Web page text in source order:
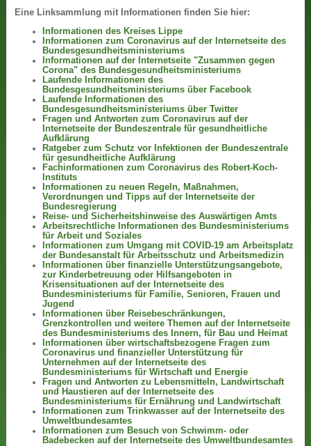
Eine Linksammlung mit Informationen finden Sie hier:
Informationen des Kreises Lippe
Informationen zum Coronavirus auf der Internetseite des
Bundesgesundheitsministeriums
Informationen auf der Internetseite "Zusammen gegen
Corona" des Bundesgesundheitsministeriums
Laufende Informationen des
Bundesgesundheitsministeriums über Facebook
Laufende Informationen des
Bundesgesundheitsministeriums über Twitter
Fragen und Antworten zum Coronavirus auf der
Internetseite der Bundeszentrale für gesundheitliche
Aufklärung
Ratgeber zum Schutz vor Infektionen der Bundeszentrale
für gesundheitliche Aufklärung
Fachinformationen zum Coronavirus des Robert-Koch-
Instituts
Informationen zu neuen Regeln, Maßnahmen,
Verordnungen und Tipps auf der Internetseite der
Bundesregierung
Reise- und Sicherheitshinweise des Auswärtigen Amts
Arbeitsrechtliche Informationen des Bundesministeriums
für Arbeit und Soziales
Informationen zum Umgang mit COVID-19 am Arbeitsplatz
der Bundesanstalt für Arbeitsschutz und Arbeitsmedizin
Informationen über finanzielle Unterstützungsangebote,
zur Kinderbetreuung oder Hilfsangeboten in
Krisensituationen auf der Internetseite des
Bundesministeriums für Familie, Senioren, Frauen und
Jugend
Informationen über Reisebeschränkungen,
Grenzkontrollen und weitere Themen auf der Internetseite
des Bundesministeriums des Innern, für Bau und Heimat
Informationen über wirtschaftsbezogene Fragen zum
Coronavirus und finanzieller Unterstützung für
Unternehmen auf der Internetseite des
Bundesministeriums für Wirtschaft und Energie
Fragen und Antworten zu Lebensmitteln, Landwirtschaft
und Haustieren auf der Internetseite des
Bundesministeriums für Ernährung und Landwirtschaft
Informationen zum Trinkwasser auf der Internetseite des
Umweltbundesamtes
Informationen zum Besuch von Schwimm- oder
Badebecken auf der Internetseite des Umweltbundesamtes